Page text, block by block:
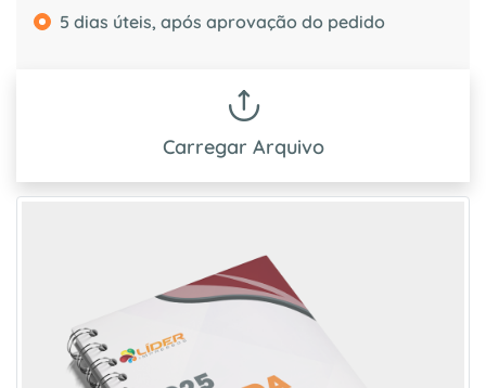
5 dias úteis, após aprovação do pedido
Carregar Arquivo